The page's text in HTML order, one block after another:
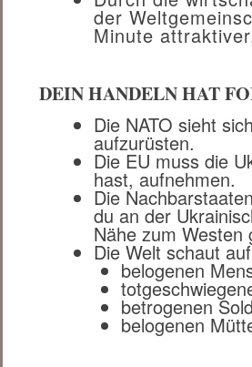
der
Minute
DEIN HANDELN HAT
Die NATO sieht
aufzurüsten.
Die EU muss die
hast, aufnehmen.
Die
du an der
Nähe zum
Die Welt schaut
belogenen
betrogenen
belogenen